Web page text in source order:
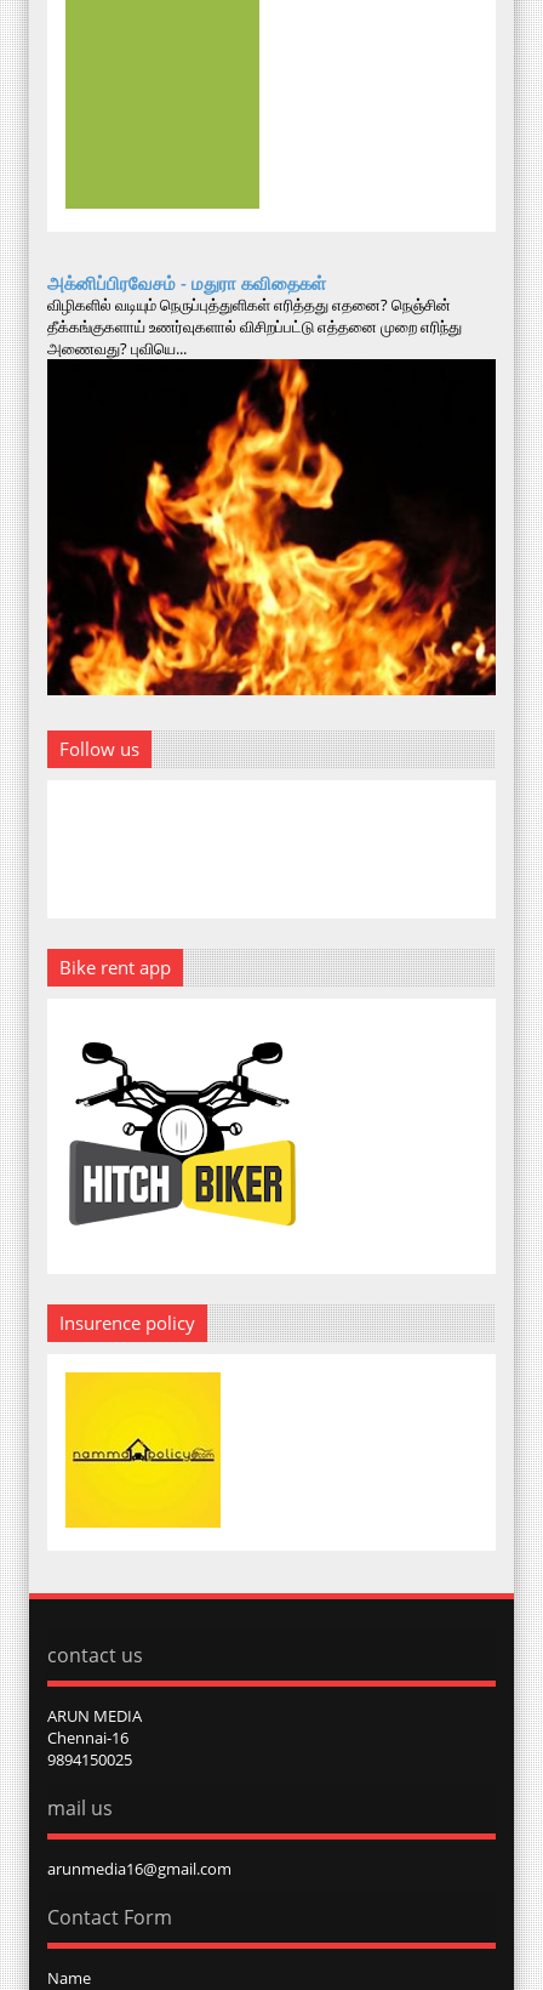
அக்னிப்பிரவேசம் - மதுரா கவிதைகள்
விழிகளில் வடியும் நெருப்புத்துளிகள் எரித்தது எதனை? நெஞ்சின்
தீக்கங்குகளாய் உணர்வுகளால் விசிறப்பட்டு எத்தனை முறை எரிந்து
அணைவது? புவியெ...
Follow us
Bike rent app
Insurence policy
contact us
ARUN MEDIA
Chennai-16
9894150025
mail us
arunmedia16@gmail.com
Contact Form
Name